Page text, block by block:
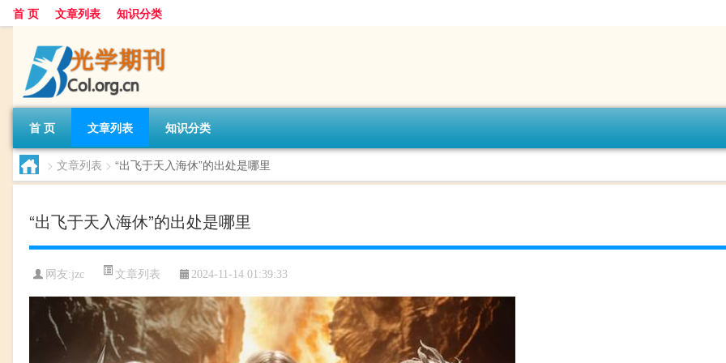
首 页 文章列表 知识分类
首 页 文章列表 知识分类
> 文章列表 > “出飞于天入海休”的出处是哪里
“出飞于天入海休”的出处是哪里
网友:jzc 文章列表 2024-11-14 01:39:33